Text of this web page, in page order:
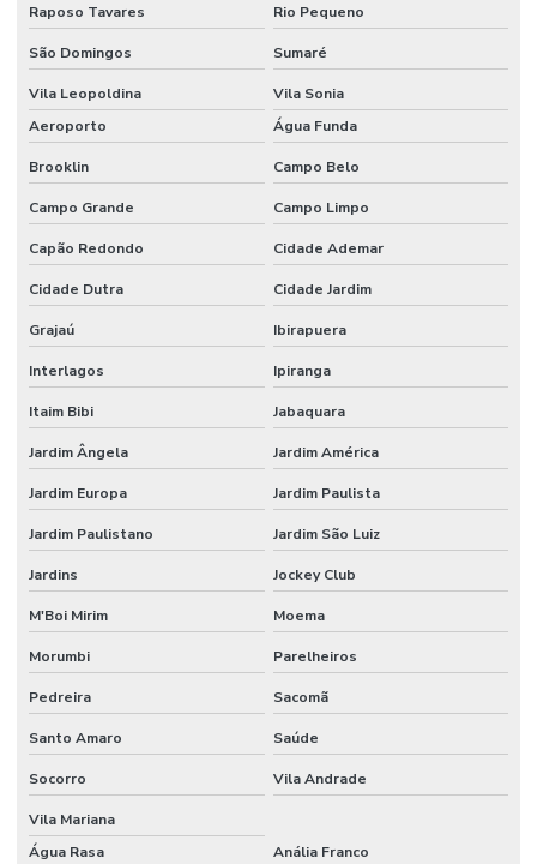
Raposo Tavares Rio Pequeno
São Domingos Sumaré
Vila Leopoldina
Vila Sonia
Aeroporto
Água Funda
Brooklin Campo Belo
Campo Grande Campo Limpo
Capão Redondo Cidade Ademar
Cidade Dutra Cidade Jardim
Grajaú Ibirapuera
Interlagos Ipiranga
Itaim Bibi Jabaquara
Jardim Ângela Jardim América
Jardim Europa Jardim Paulista
Jardim Paulistano Jardim São Luiz
Jardins Jockey Club
M'Boi Mirim Moema
Morumbi Parelheiros
Pedreira Sacomã
Santo Amaro Saúde
Socorro Vila Andrade
Vila Mariana
Água Rasa
Anália Franco